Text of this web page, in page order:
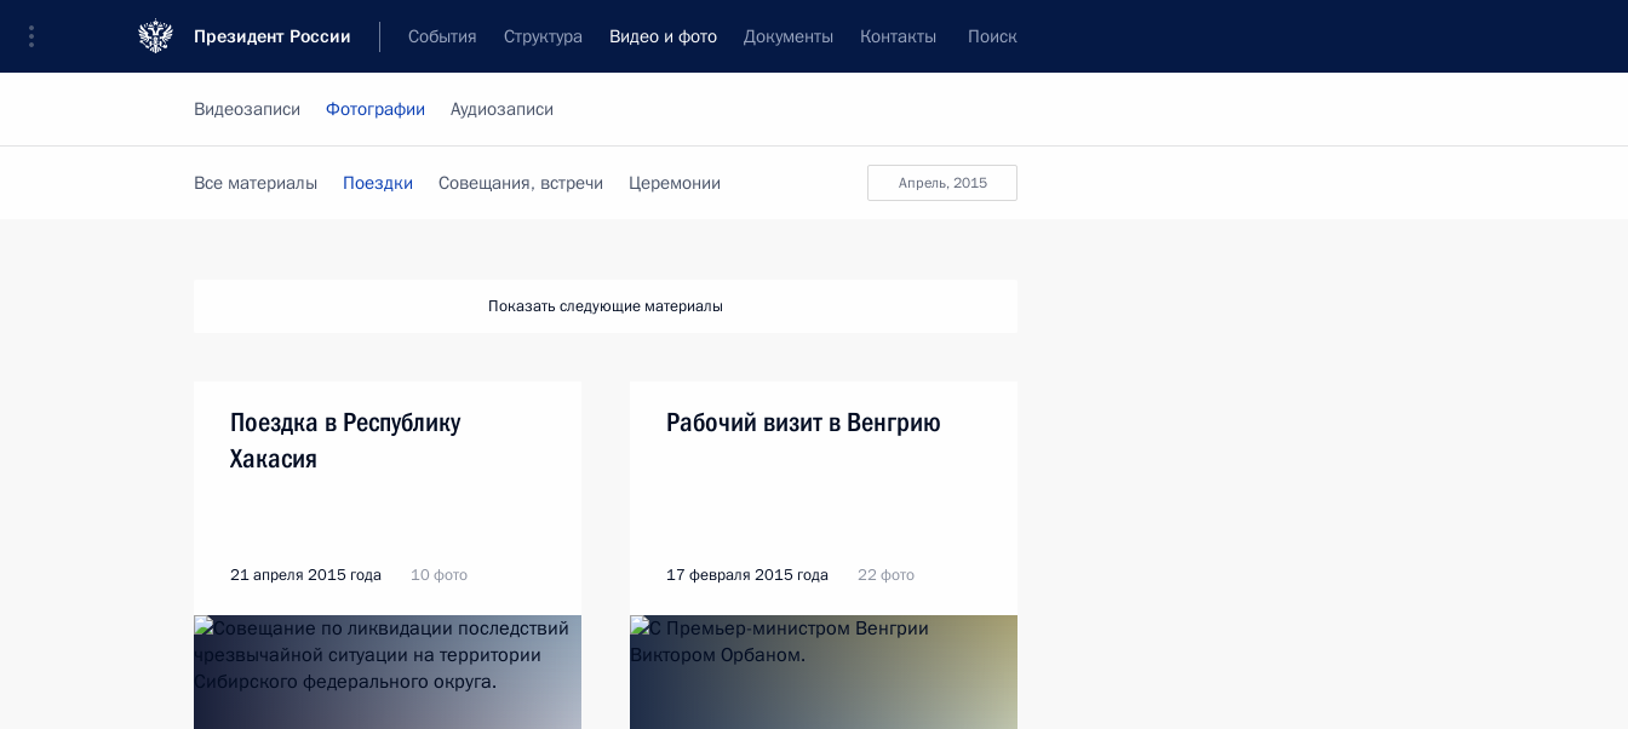
Президент России События Структура Видео и фото Документы Контакты Поиск
Видеозаписи Фотографии Аудиозаписи
апрель, 2015
Все материалы Поездки Совещания, встречи Церемонии
Показать следующие материалы
Поездка в Республику
Хакасия
21 апреля 2015 года 10 фото
Рабочий визит в Венгрию
17 февраля 2015 года 22 фото